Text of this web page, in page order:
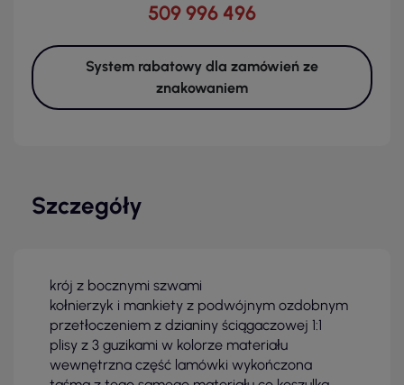
509 996 496
System rabatowy dla zamówień ze
znakowaniem
Szczegóły
krój z bocznymi szwami
kołnierzyk i mankiety z podwójnym ozdobnym
przetłoczeniem z dzianiny ściągaczowej 1:1
plisy z 3 guzikami w kolorze materiału
wewnętrzna część lamówki wykończona